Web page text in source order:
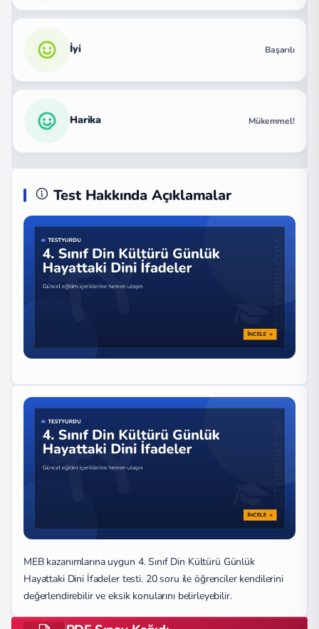
İyi Başarılı
Harika Mükemmel!
Test Hakkında Açıklamalar
MEB kazanımlarına uygun 4. Sınıf Din Kültürü Günlük
Hayattaki Dini İfadeler testi. 20 soru ile öğrenciler kendilerini
değerlendirebilir ve eksik konularını belirleyebilir.